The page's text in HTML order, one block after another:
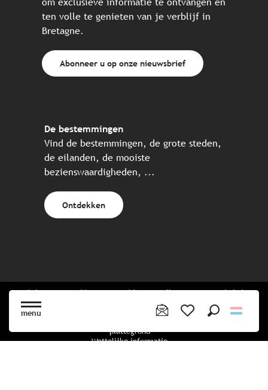
menu
ten volle te genieten van je verblijf in
Bretagne.
Abonneer u op onze nieuwsbrief
De bestemmingen
Vind de bestemmingen, de grote steden,
de eilanden, de mooiste
bezienswaardigheden, ...
Ontdekken
Website gecreëerd in samenwerking met alle Bretonse toeristische
plattegrond
Wettelijke informatie